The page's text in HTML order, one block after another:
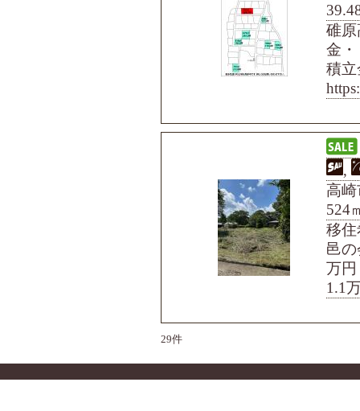
碓
金・
積
,
高崎
524
移
邑
万円
1.1
29件